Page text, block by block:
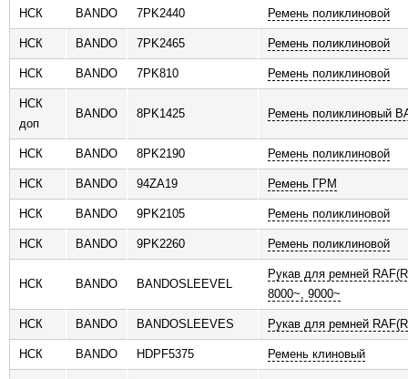
НСК BANDO 7PK2440 Ремень поликлиновой
НСК BANDO 7PK2465 Ремень поликлиновой
НСК BANDO 7PK810 Ремень поликлиновой
НСК
доп
BANDO 8PK1425 Ремень поликлиновый
НСК BANDO 8PK2190 Ремень поликлиновой
НСК BANDO 94ZA19 Ремень ГРM
НСК BANDO 9PK2105 Ремень поликлиновой
НСК BANDO 9PK2260 Ремень поликлиновой
НСК BANDO BANDOSLEEVEL
Рукав для ремней
8000~, 9000~
НСК BANDO BANDOSLEEVES Рукав для ремней
НСК BANDO HDPF5375 Ремень клиновый